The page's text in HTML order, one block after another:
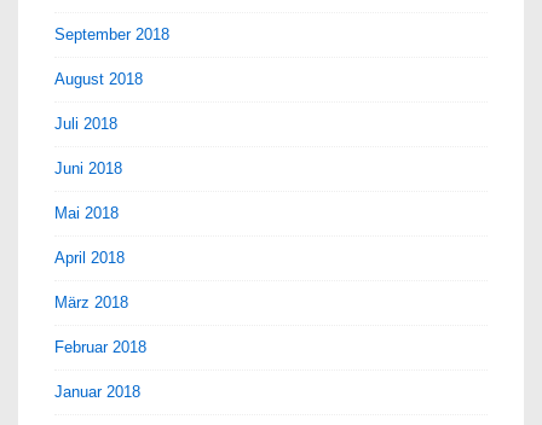
September 2018
August 2018
Juli 2018
Juni 2018
Mai 2018
April 2018
März 2018
Februar 2018
Januar 2018